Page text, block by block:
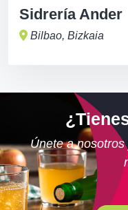
Sidrería Ander
Bilbao, Bizkaia
Únete a